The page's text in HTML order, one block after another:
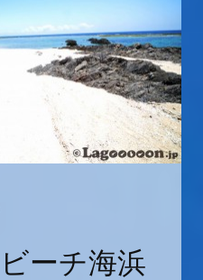
ーチ海浜